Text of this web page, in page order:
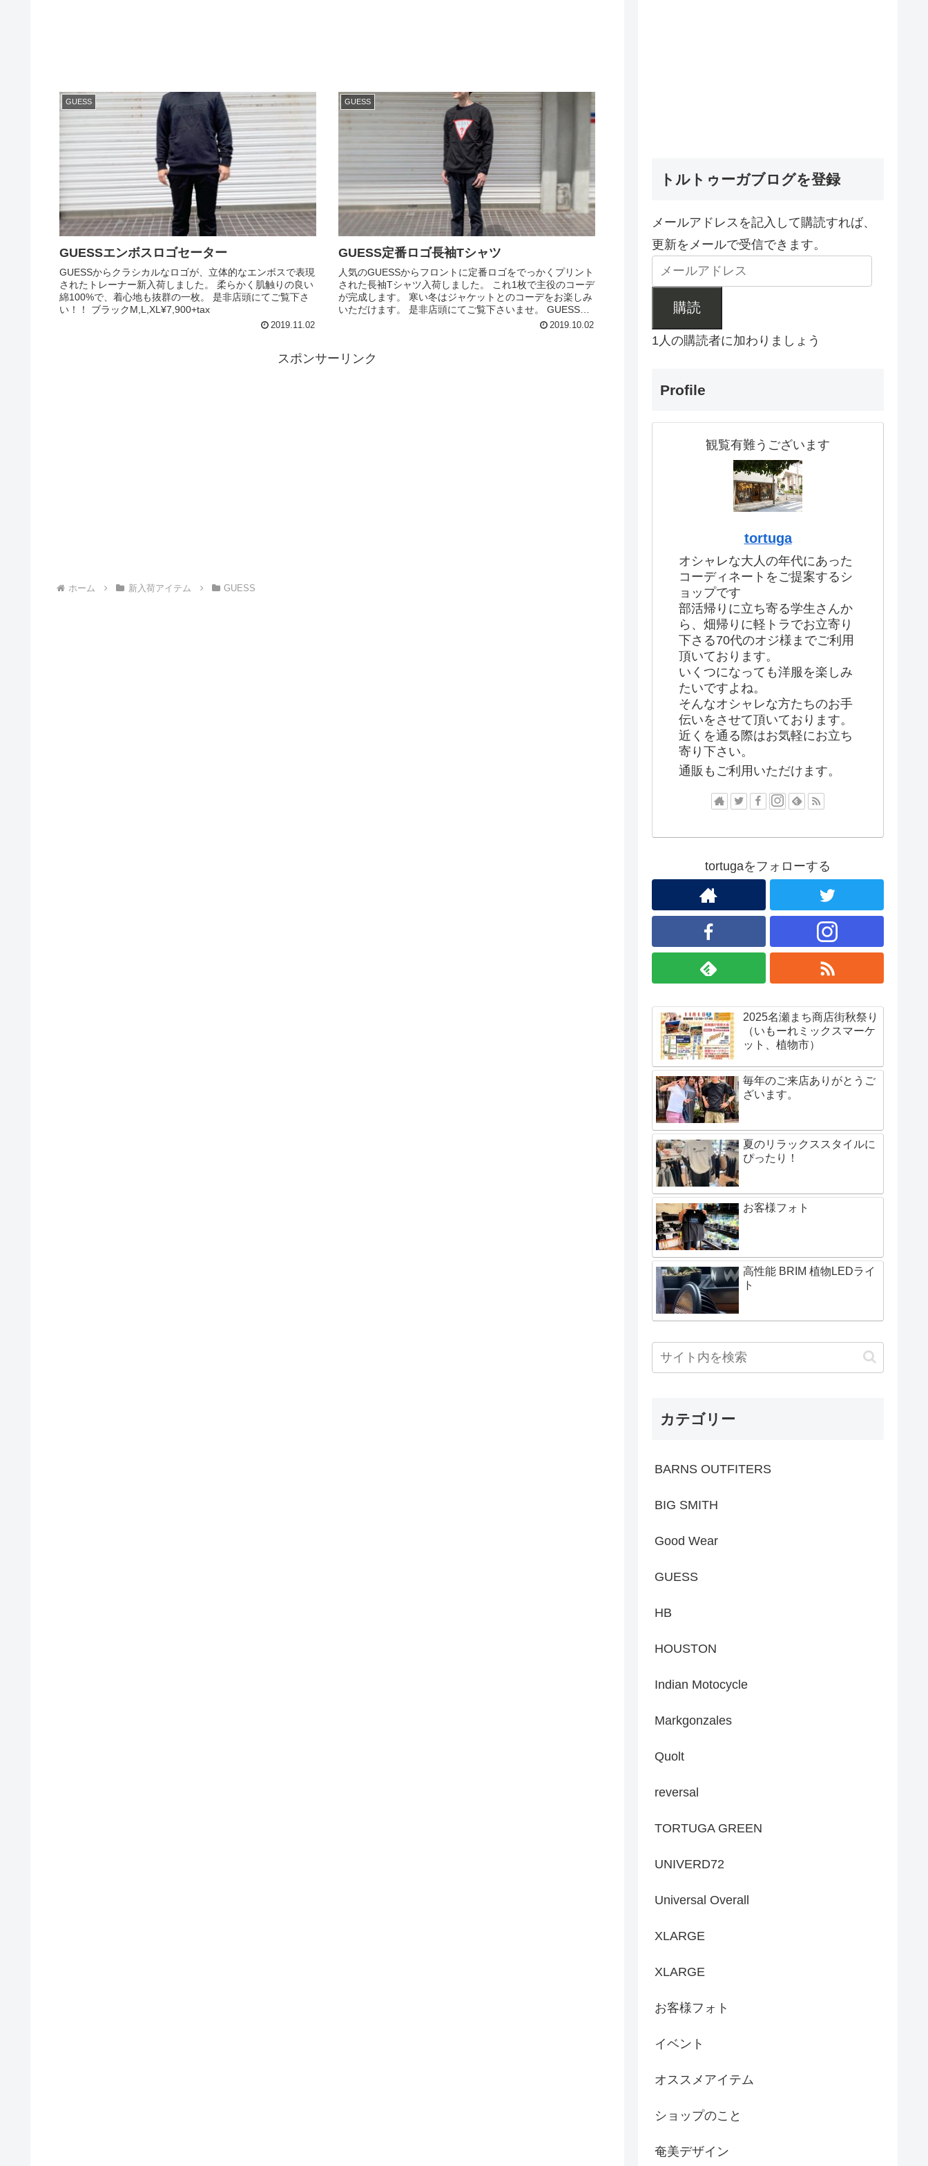
GUESS
GUESSエンボスロゴセーター
GUESSからクラシカルなロゴが、立体的なエンボスで表現
されたトレーナー新入荷しました。 柔らかく肌触りの良い
綿100%で、着心地も抜群の一枚。 是非店頭にてご覧下さ
い！！ ブラックM,L,XL¥7,900+tax
2019.11.02
GUESS
GUESS定番ロゴ長袖Tシャツ
人気のGUESSからフロントに定番ロゴをでっかくプリント
された長袖Tシャツ入荷しました。 これ1枚で主役のコーデ
が完成します。 寒い冬はジャケットとのコーデをお楽しみ
いただけます。 是非店頭にてご覧下さいませ。 GUESS定
2019.10.02
スポンサーリンク
ホーム 新入荷アイテム GUESS
トルトゥーガブログを登録
メールアドレスを記入して購読すれば、
更新をメールで受信できます。
購読
1人の購読者に加わりましょう
Profile
観覧有難うございます
tortuga
オシャレな大人の年代にあった
コーディネートをご提案するシ
ョップです
部活帰りに立ち寄る学生さんか
ら、畑帰りに軽トラでお立寄り
下さる70代のオジ様までご利用
頂いております。
いくつになっても洋服を楽しみ
たいですよね。
そんなオシャレな方たちのお手
伝いをさせて頂いております。
近くを通る際はお気軽にお立ち
寄り下さい。
通販もご利用いただけます。
tortugaをフォローする
2025名瀬まち商店街秋祭り
（いもーれミックスマーケ
ット、植物市）
毎年のご来店ありがとうご
ざいます。
夏のリラックススタイルに
ぴったり！
お客様フォト
高性能 BRIM 植物LEDライ
ト
カテゴリー
BARNS OUTFITERS
BIG SMITH
Good Wear
GUESS
HB
HOUSTON
Indian Motocycle
Markgonzales
Quolt
reversal
TORTUGA GREEN
UNIVERD72
Universal Overall
XLARGE
XLARGE
お客様フォト
イベント
オススメアイテム
ショップのこと
奄美デザイン